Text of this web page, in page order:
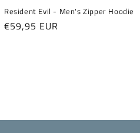
Resident Evil - Men's Zipper Hoodie
Normaler
€59,95 EUR